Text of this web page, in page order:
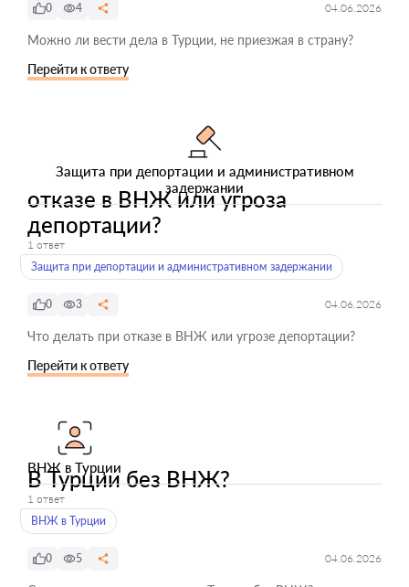
0 4 04.06.2026
Можно ли вести дела в Турции, не приезжая в страну?
Перейти к ответу
Защита при депортации и административном
задержании
отказе в ВНЖ или угроза
депортации?
1 ответ
Защита при депортации и административном задержании
0 3 04.06.2026
Что делать при отказе в ВНЖ или угрозе депортации?
Перейти к ответу
ВНЖ в Турции
В Турции без ВНЖ?
1 ответ
ВНЖ в Турции
0 5 04.06.2026